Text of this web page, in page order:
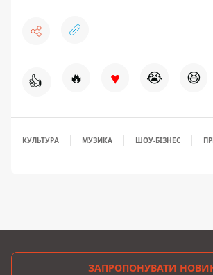
👍 🔥 ♥ 😭 😆
КУЛЬТУРА МУЗИКА ШОУ-БІЗНЕС
ЗАПРОПОНУВАТИ